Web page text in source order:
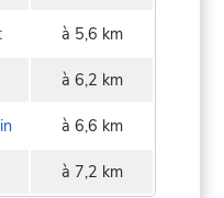
à 5,6 km
à 6,2 km
à 6,6 km
à 7,2 km